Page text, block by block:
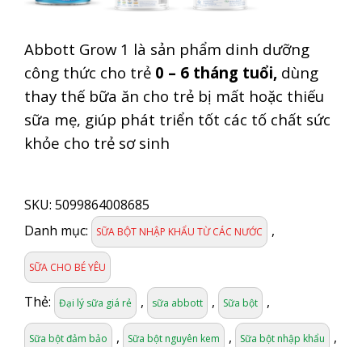
Abbott Grow 1 là sản phẩm dinh dưỡng
công thức cho trẻ 0 – 6 tháng tuổi, dùng
thay thế bữa ăn cho trẻ bị mất hoặc thiếu
sữa mẹ, giúp phát triển tốt các tố chất sức
khỏe cho trẻ sơ sinh
GROW
1
400G
(0-
6
tháng)
số
lượng
SKU: 5099864008685
Danh mục:
SỮA BỘT NHẬP KHẨU TỪ CÁC NƯỚC ,
SỮA CHO BÉ YÊU
Thẻ: Đại lý sữa giá rẻ , sữa abbott , Sữa bột ,
Sữa bột đảm bảo , Sữa bột nguyên kem , Sữa bột nhập khẩu ,